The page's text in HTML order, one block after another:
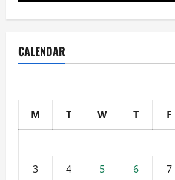
CALENDAR
M T W T F
3
4 5 6 7